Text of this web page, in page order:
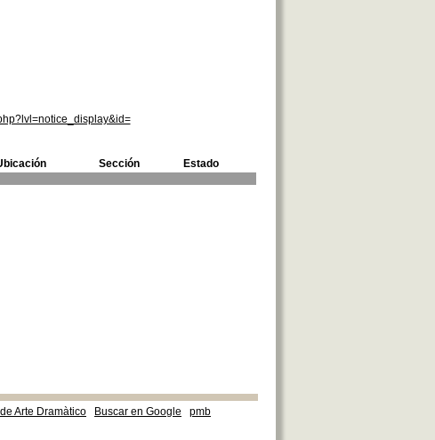
Sección
Estado
Arte Dramàtico Buscar en Google pmb